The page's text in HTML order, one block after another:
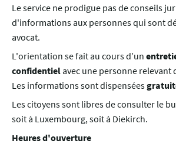
Le service ne prodigue pas de conseils
d'informations aux personnes qui sont
avocat.
L'orientation se fait au cours d’un
confidentiel avec une personne relevant
Les informations sont dispensées
Les citoyens sont libres de consulter le
soit à Luxembourg, soit à Diekirch.
Heures d'ouverture